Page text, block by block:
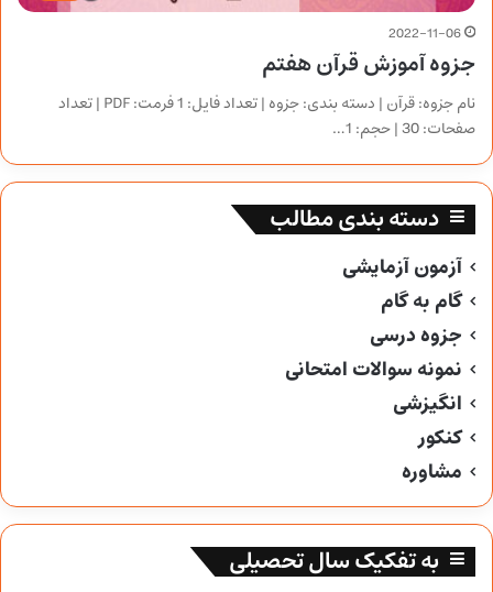
2022-11-06
جزوه آموزش قرآن هفتم
نام جزوه: قرآن | دسته بندی: جزوه | تعداد فایل: 1 فرمت: PDF | تعداد
صفحات: 30 | حجم: 1…
دسته بندی مطالب
آزمون آزمایشی
گام به گام
جزوه درسی
نمونه سوالات امتحانی
انگیزشی
کنکور
مشاوره
به تفکیک سال تحصیلی